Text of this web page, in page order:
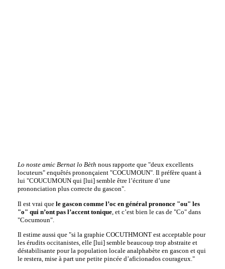
Lo noste amic Bernat lo Bèth nous rapporte que "deux excellents
locuteurs" enquêtés prononçaient "COCUMOUN". Il préfère quant à
lui "COUCUMOUN qui [lui] semble être l’écriture d’une
prononciation plus correcte du gascon".
Il est vrai que le gascon comme l’oc en général prononce "ou" les
"o" qui n’ont pas l’accent tonique, et c’est bien le cas de "Co" dans
"Cocumoun".
Il estime aussi que "si la graphie COCUTHMONT est acceptable pour
les érudits occitanistes, elle [lui] semble beaucoup trop abstraite et
déstabilisante pour la population locale analphabète en gascon et qui
le restera, mise à part une petite pincée d’aficionados courageux."